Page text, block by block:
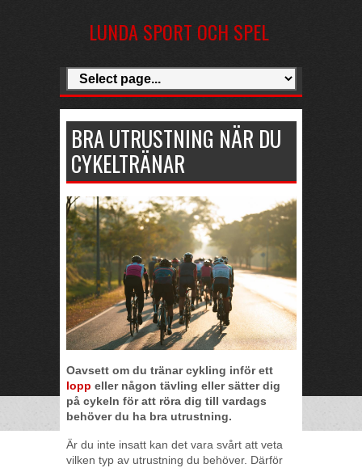
LUNDA SPORT OCH SPEL
BRA UTRUSTNING NÄR DU
CYKELTRÄNAR
Oavsett om du tränar cykling inför ett
lopp eller någon tävling eller sätter dig
på cykeln för att röra dig till vardags
behöver du ha bra utrustning.
Är du inte insatt kan det vara svårt att veta
vilken typ av utrustning du behöver. Därför